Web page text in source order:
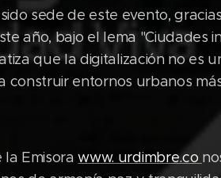
sede de este evento,
año, bajo el lema "Ciudades
que la digitalización no es
construir entornos urbanos
la Emisorawww. urdimbre.co